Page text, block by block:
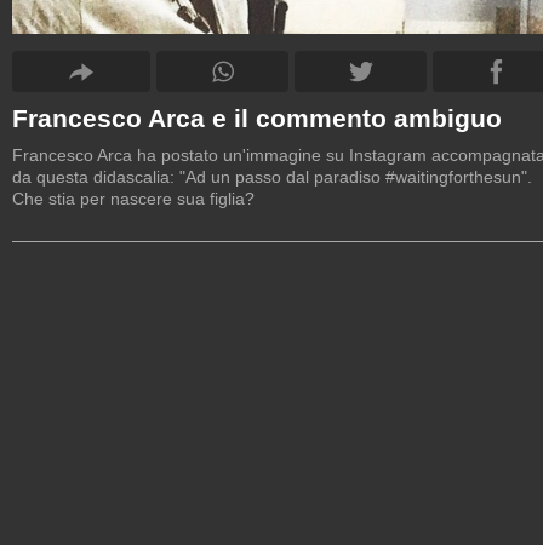
Francesco Arca e il commento ambiguo
Francesco Arca ha postato un'immagine su Instagram
da questa didascalia: "Ad un passo dal paradiso #waitingforthesun".
Che stia per nascere sua figlia?